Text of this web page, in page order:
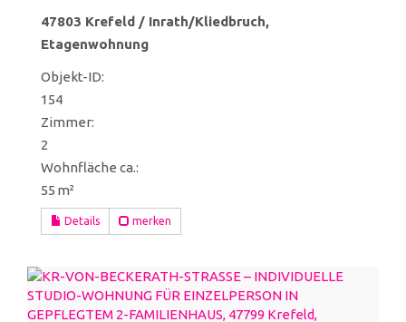
47803 Krefeld / Inrath/Kliedbruch,
Etagenwohnung
Objekt-ID:
154
Zimmer:
2
Wohnfläche ca.:
55 m²
Details merken